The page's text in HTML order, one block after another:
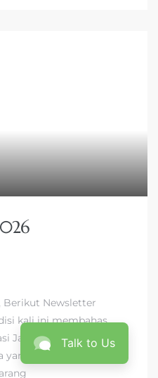
Berikut Newsletter
kali ini membahas
Jababeka 2026: potensi
yang menyeluruh untuk
Talk to Us